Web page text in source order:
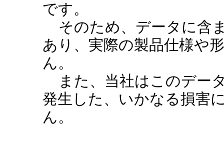
です。
そのため、データに含
あり、実際の製品仕様や
ん。
また、当社はこのデー
発生した、いかなる損害
ん。